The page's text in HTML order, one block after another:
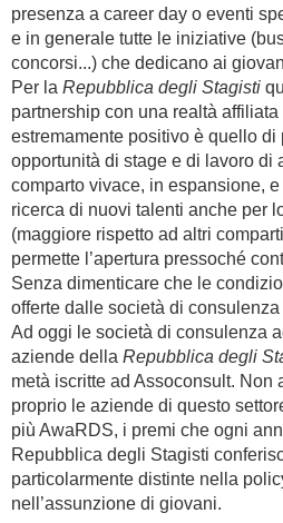
presenza a career day o eventi
e in generale tutte le iniziative
concorsi...) che dedicano ai
Per la Repubblica degli Stagisti
partnership con una realtà
estremamente positivo è quello di
opportunità di stage e di lavoro di
comparto vivace, in espansione,
ricerca di nuovi talenti anche per
(maggiore rispetto ad altri
permette l’apertura pressoché
Senza dimenticare che le
offerte dalle società di
Ad oggi le società di consulenza
aziende della Repubblica degli
metà iscritte ad Assoconsult. Non
proprio le aziende di questo
più AwaRDS, i premi che ogni
Repubblica degli Stagisti
particolarmente distinte nella
nell’assunzione di giovani.